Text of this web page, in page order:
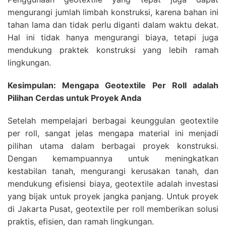
mengurangi jumlah limbah konstruksi, karena bahan ini
tahan lama dan tidak perlu diganti dalam waktu dekat.
Hal ini tidak hanya mengurangi biaya, tetapi juga
mendukung praktek konstruksi yang lebih ramah
lingkungan.
Kesimpulan: Mengapa Geotextile Per Roll adalah
Pilihan Cerdas untuk Proyek Anda
Setelah mempelajari berbagai keunggulan geotextile
per roll, sangat jelas mengapa material ini menjadi
pilihan utama dalam berbagai proyek konstruksi.
Dengan kemampuannya untuk meningkatkan
kestabilan tanah, mengurangi kerusakan tanah, dan
mendukung efisiensi biaya, geotextile adalah investasi
yang bijak untuk proyek jangka panjang. Untuk proyek
di Jakarta Pusat, geotextile per roll memberikan solusi
praktis, efisien, dan ramah lingkungan.